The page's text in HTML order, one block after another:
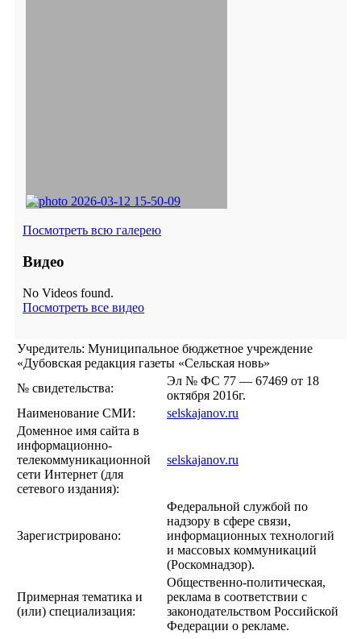
Посмотреть всю галерею
Видео
No Videos found.
Посмотреть все видео
Учредитель: Муниципальное бюджетное учреждение
«Дубовская редакция газеты «Сельская новь»
№ свидетельства:
Эл № ФС 77 — 67469 от 18
октября 2016г.
Наименование СМИ:
selskajanov.ru
Доменное имя сайта в
информационно-
телекоммуникационной
сети Интернет (для
сетевого издания):
selskajanov.ru
Зарегистрировано:
Федеральной службой по
надзору в сфере связи,
информационных технологий
и массовых коммуникаций
(Роскомнадзор).
Примерная тематика и
(или) специализация:
Общественно-политическая,
реклама в соответствии с
законодательством Российской
Федерации о рекламе.